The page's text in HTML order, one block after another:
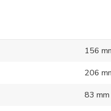
156
206
83 mm